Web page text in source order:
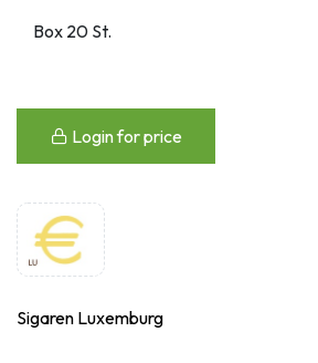
Login for price
Sigaren Luxemburg